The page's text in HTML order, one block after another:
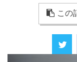
この